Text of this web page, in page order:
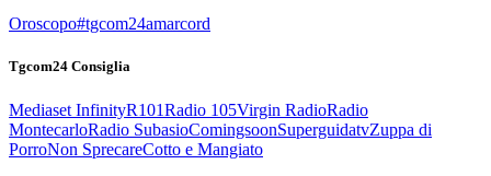
Oroscopo#tgcom24amarcord
Tgcom24 Consiglia
Mediaset InfinityR101Radio 105Virgin RadioRadio
MontecarloRadio SubasioComingsoonSuperguidatvZuppa di
PorroNon SprecareCotto e Mangiato